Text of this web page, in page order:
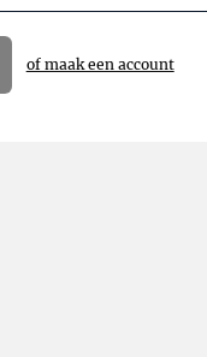
of maak een account